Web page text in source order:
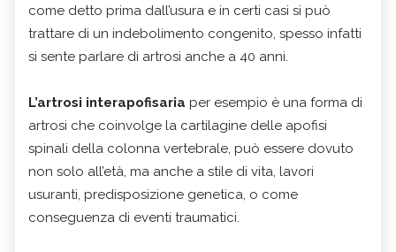
come detto prima dall’usura e in certi casi si può
trattare di un indebolimento congenito, spesso infatti
si sente parlare di artrosi anche a 40 anni.
L’artrosi interapofisaria per esempio è una forma di
artrosi che coinvolge la cartilagine delle apofisi
spinali della colonna vertebrale, può essere dovuto
non solo all’età, ma anche a stile di vita, lavori
usuranti, predisposizione genetica, o come
conseguenza di eventi traumatici.